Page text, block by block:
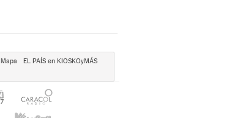
Mapa
EL PAÍS en KIOSKOyMÁS